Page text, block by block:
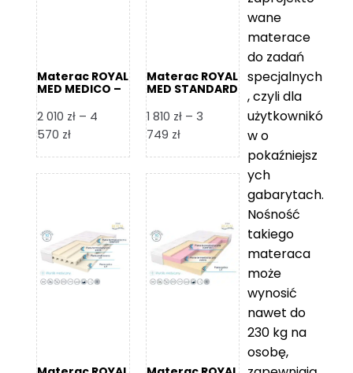
Materac ROYAL
MED MEDICO –
2 010 zł – 4
570 złZakres
od
4
570 zł
Materac ROYAL
MED STANDARD
1 810 zł – 3
749 złZakres
od
3
749 zł
wane
materace
do zadań
specjalnych
, czyli dla
użytkownikó
w o
pokaźniejsz
ych
gabarytach.
Nośność
takiego
materaca
może
wynosić
nawet do
230 kg na
osobę,